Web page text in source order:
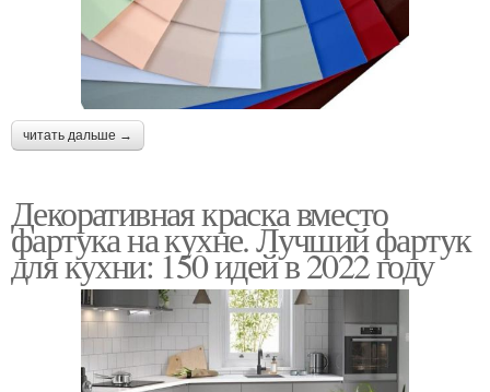
читать дальше →
Декоративная краска вместо
фартука на кухне. Лучший фартук
для кухни: 150 идей в 2022 году